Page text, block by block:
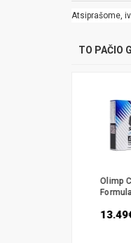
Atsiprašome,
TO PAČIO
Olimp